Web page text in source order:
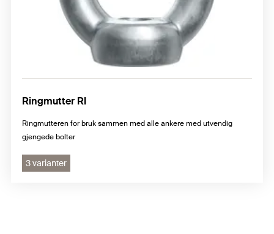
Ringmutter RI
Ringmutteren for bruk sammen med alle ankere med utvendig
gjengede bolter
3 varianter